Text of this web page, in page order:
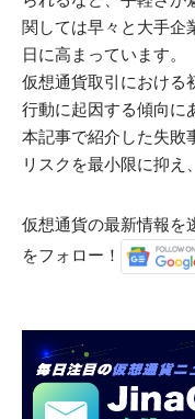
関しては早々と大手企
日に高まっています。
仮想通貨取引における
行動に起因する傾向に
本記事で紹介した失敗
リスクを最小限に抑え
仮想通貨の最新情報を
をフォロー！